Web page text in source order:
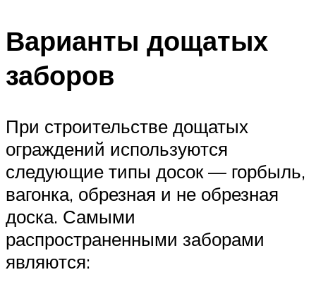
Варианты дощатых
заборов
При строительстве дощатых
ограждений используются
следующие типы досок — горбыль,
вагонка, обрезная и не обрезная
доска. Самыми
распространенными заборами
являются: